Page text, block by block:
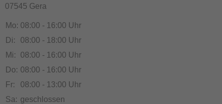
07545 Gera
Mo: 08:00 - 16:00 Uhr
Di:
08:00 - 18:00 Uhr
Mi:
08:00 - 16:00 Uhr
Do: 08:00 - 16:00 Uhr
Fr:
08:00 - 13:00 Uhr
Sa: geschlossen